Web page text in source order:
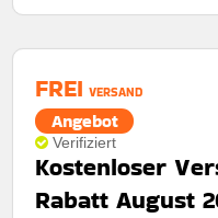
Mindestkaufbetrag:
Berechtigung:
Art des Angebots:
Kumulierbar:Nicht
Bedingungen: Die
FREI VERSAND
Angebot
Verifiziert
Kostenloser
Rabatt August